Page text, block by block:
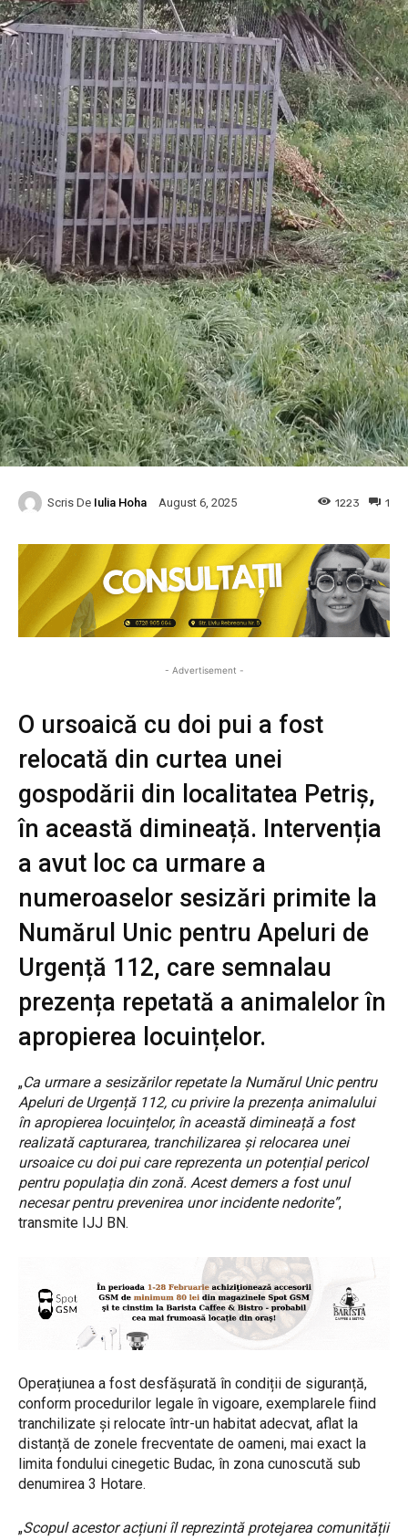
Scris De Iulia Hoha August 6, 2025 1
1223
- Advertisement -
O ursoaică cu doi pui a fost
relocată din curtea unei
gospodării din localitatea Petriș,
în această dimineață. Intervenția
a avut loc ca urmare a
numeroaselor sesizări primite la
Numărul Unic pentru Apeluri de
Urgență 112, care semnalau
prezența repetată a animalelor în
apropierea locuințelor.
„Ca urmare a sesizărilor repetate la Numărul Unic pentru
Apeluri de Urgență 112, cu privire la prezența animalului
în apropierea locuințelor, în această dimineață a fost
realizată capturarea, tranchilizarea și relocarea unei
ursoaice cu doi pui care reprezenta un potențial pericol
pentru populația din zonă. Acest demers a fost unul
necesar pentru prevenirea unor incidente nedorite”,
transmite IJJ BN.
Operațiunea a fost desfășurată în condiții de siguranță,
conform procedurilor legale în vigoare, exemplarele fiind
tranchilizate și relocate într-un habitat adecvat, aflat la
distanță de zonele frecventate de oameni, mai exact la
limita fondului cinegetic Budac, în zona cunoscută sub
denumirea 3 Hotare.
„Scopul acestor acțiuni îl reprezintă protejarea comunității